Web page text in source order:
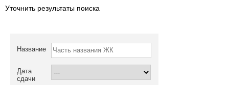
Уточнить результаты поиска
Название
Дата
сдачи